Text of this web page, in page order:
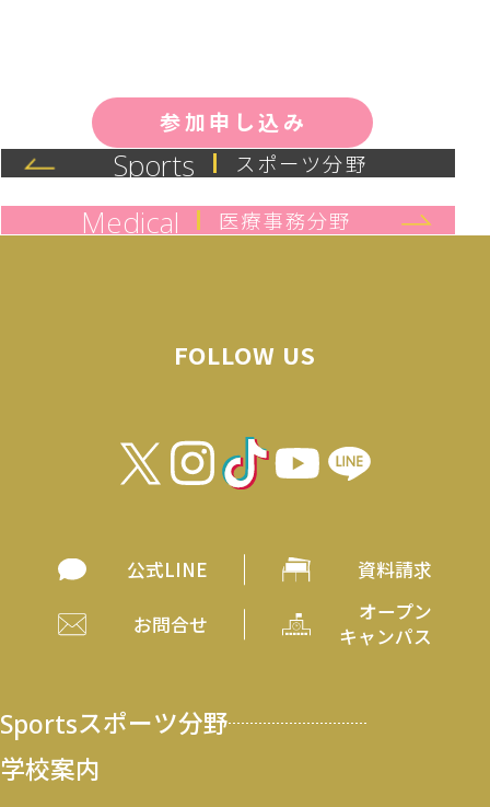
参加申し込み
Sports スポーツ分野
Medical 医療事務分野
FOLLOW US
公式LINE 資料請求
お問合せ
オープン
キャンパス
Sportsスポーツ分野
学校案内